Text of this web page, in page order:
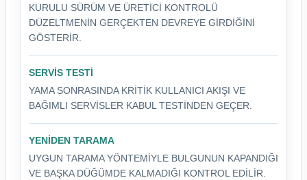
KURULU SÜRÜM VE ÜRETICI KONTROLÜ
DÜZELTMENIN GERÇEKTEN DEVREYE GIRDIĞINI
GÖSTERIR.
SERVIS TESTI
YAMA SONRASINDA KRITIK KULLANICI AKIŞI VE
BAĞIMLI SERVISLER KABUL TESTINDEN GEÇER.
YENIDEN TARAMA
UYGUN TARAMA YÖNTEMIYLE BULGUNUN KAPANDIĞI
VE BAŞKA DÜĞÜMDE KALMADIĞI KONTROL EDILIR.